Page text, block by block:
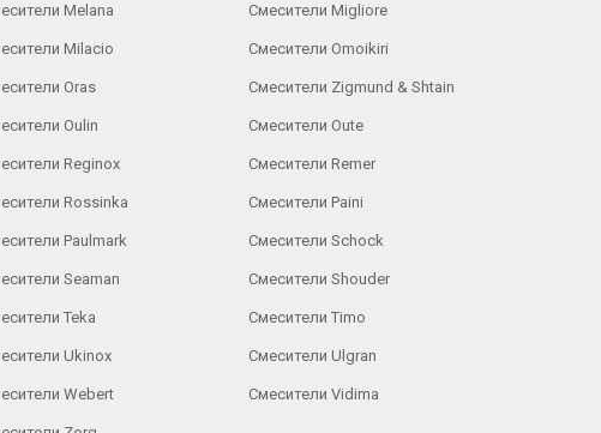
Melana Смесители Migliore
Milacio Смесители Omoikiri
Oras Смесители Zigmund & Shtain
Oulin Смесители Oute
Reginox Смесители Remer
Rossinka Смесители Paini
Paulmark Смесители Schock
Seaman Смесители Shouder
Teka Смесители Timo
Ukinox Смесители Ulgran
Webert Смесители Vidima